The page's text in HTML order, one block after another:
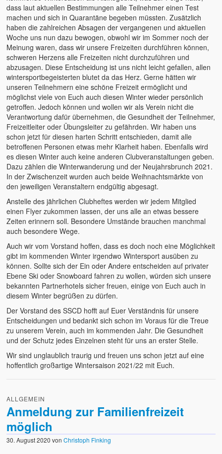
dass laut aktuellen Bestimmungen alle Teilnehmer einen Test
machen und sich in Quarantäne begeben müssten. Zusätzlich
haben die zahlreichen Absagen der vergangenen und aktuellen
Woche uns nun dazu bewogen, obwohl wir im Sommer noch der
Meinung waren, dass wir unsere Freizeiten durchführen können,
schweren Herzens alle Freizeiten nicht durchzuführen und
abzusagen. Diese Entscheidung ist uns nicht leicht gefallen, allen
wintersportbegeisterten blutet da das Herz. Gerne hätten wir
unseren Teilnehmern eine schöne Freizeit ermöglicht und
möglichst viele von Euch auch diesen Winter wieder persönlich
getroffen. Jedoch können und wollen wir als Verein nicht die
Verantwortung dafür übernehmen, die Gesundheit der Teilnehmer,
Freizeitleiter oder Übungsleiter zu gefährden. Wir haben uns
schon jetzt für diesen harten Schritt entschieden, damit alle
betroffenen Personen etwas mehr Klarheit haben. Ebenfalls wird
es diesen Winter auch keine anderen Clubveranstaltungen geben.
Dazu zählen die Winterwanderung und der Neujahrsbrunch 2021.
In der Zwischenzeit wurden auch beide Weihnachtsmärkte von
den jeweiligen Veranstaltern endgültig abgesagt.
Anstelle des jährlichen Clubheftes werden wir jedem Mitglied
einen Flyer zukommen lassen, der uns alle an etwas bessere
Zeiten erinnern soll. Besondere Umstände brauchen manchmal
auch besondere Wege.
Auch wir vom Vorstand hoffen, dass es doch noch eine Möglichkeit
gibt im kommenden Winter irgendwo Wintersport ausüben zu
können. Sollte sich der Ein oder Andere entscheiden auf privater
Ebene Ski oder Snowboard fahren zu wollen, würden sich unsere
bekannten Partnerhotels sicher freuen, einige von Euch auch in
diesem Winter begrüßen zu dürfen.
Der Vorstand des SSCD hofft auf Euer Verständnis für unsere
Entscheidungen und bedankt sich schon im Voraus für die Treue
zu unserem Verein, auch im kommenden Jahr. Die Gesundheit
und der Schutz jedes Einzelnen steht für uns an erster Stelle.
Wir sind unglaublich traurig und freuen uns schon jetzt auf eine
hoffentlich großartige Wintersaison 2021/22 mit Euch.
ALLGEMEIN
Anmeldung zur Familienfreizeit
möglich
30. August 2020 vonChristoph Finking